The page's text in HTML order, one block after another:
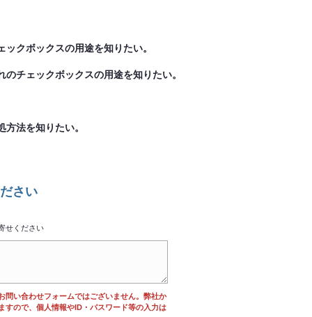
クボックスの用途を知りたい。
チェックボックスの用途を知りたい。
法を知りたい。
さい
せください
問い合わせフォームではございません。弊社か
すので、個人情報やID・パスワード等の入力は